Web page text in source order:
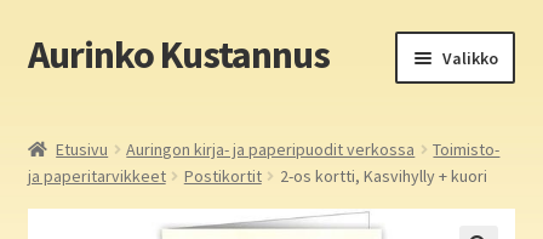
Siirry
navigointiin
Siirry
sisältöön
Aurinko Kustannus Valikko
Yritys
Etusivu Auringon kirja- ja paperipuodit verkossa
Toimisto-
ja paperitarvikkeet
Postikortit 2-os kortti, Kasvihylly + kuori